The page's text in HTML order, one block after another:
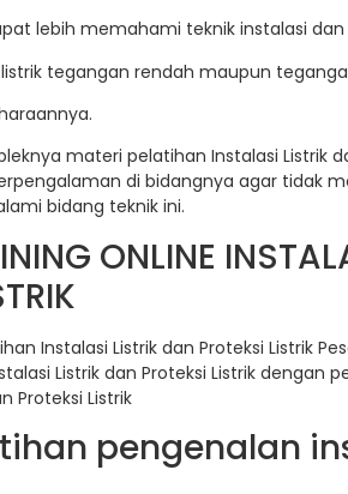
lebih memahami teknik instalasi dan
tegangan rendah maupun
materi pelatihan Instalasi Listrik
di bidangnya agar tidak
bidang teknik ini.
ONLINE
Instalasi Listrik dan Proteksi Listrik
Listrik dan Proteksi Listrik dengan
Proteksi Listrik
pengenalan